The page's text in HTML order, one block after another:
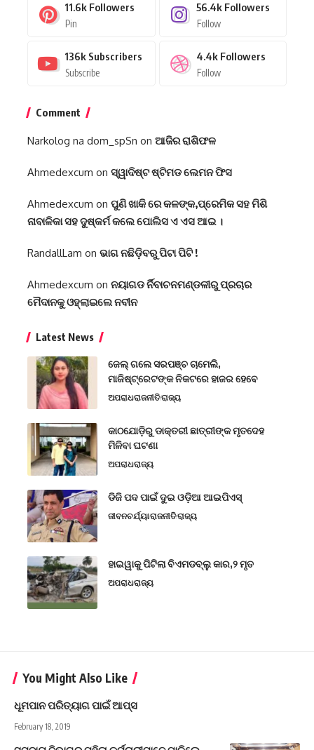
11.6k Followers
Pin
56.4k Followers
Follow
136k Subscribers
Subscribe
4.4k Followers
Follow
Comment
Narkolog na dom_spSn on ଆଜିର ରାଶିଫଳ
Ahmedexcum on ସ୍ୱାଦିଷ୍ଟ ଷ୍ଟିମଡ ଲେମନ ଫିସ
Ahmedexcum on ପୁଣି ଖାକି ରେ କଳଙ୍କ,ପ୍ରେମିକ ସହ ମିଶି
ନାବାଳିକା ସହ ଦୁଷ୍କର୍ମ କଲେ ପୋଲିସ ଏ ଏସ ଆଇ ।
RandallLam on ଭାଗ ନଛିଡ଼ିବରୁ ପିଟା ପିଟି !
Ahmedexcum on ନୟାଗଡ ର୍ନିବାଚନମଣ୍ଡଳୀରୁ ପ୍ରଚାର
ମୈଦାନକୁ ଓହ୍ଲାଇଲେ ନବୀନ
Latest News
ଜେଲ୍ ଗଲେ ସରପଞ୍ଚ ଚାମେଲି,
ମାଜିଷ୍ଟ୍ରେଟଙ୍କ ନିକଟରେ ହାଜର ହେବେ
ଅପରାଧରାଜନୀତିରାଜ୍ୟ
କାଠଯୋଡ଼ିରୁ ଡାକ୍ତରୀ ଛାତ୍ରୀଙ୍କ ମୃତଦେହ
ମିଳିବା ଘଟଣା
ଅପରାଧରାଜ୍ୟ
ଡିଜି ପଦ ପାଇଁ ଦୁଇ ଓଡ଼ିଆ ଆଇପିଏସ୍
ଜୀବନଚର୍ଯ୍ୟାରାଜନୀତିରାଜ୍ୟ
ହାଇୱାକୁ ପିଟିଲା ବିଏମଡବ୍ଲୁ କାର,୨ ମୃତ
ଅପରାଧରାଜ୍ୟ
You Might Also Like
ଧୂମପାନ ପରିତ୍ୟାଗ ପାଇଁ ଆପ୍‌ସ
February 18, 2019